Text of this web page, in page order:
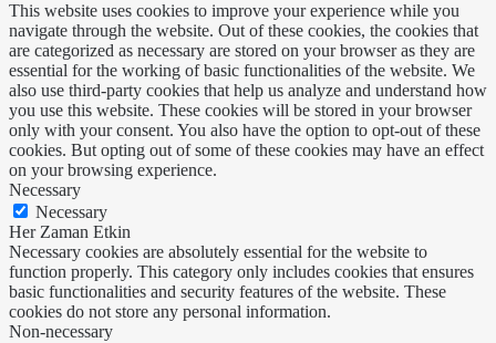
This website uses cookies to improve your experience while you
navigate through the website. Out of these cookies, the cookies that
are categorized as necessary are stored on your browser as they are
essential for the working of basic functionalities of the website. We
also use third-party cookies that help us analyze and understand how
you use this website. These cookies will be stored in your browser
only with your consent. You also have the option to opt-out of these
cookies. But opting out of some of these cookies may have an effect
on your browsing experience.
Necessary
Necessary
Her Zaman Etkin
Necessary cookies are absolutely essential for the website to
function properly. This category only includes cookies that ensures
basic functionalities and security features of the website. These
cookies do not store any personal information.
Non-necessary